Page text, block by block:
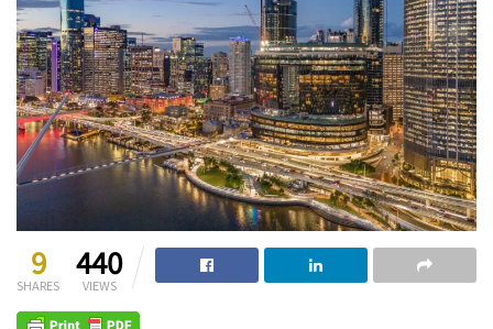
9
SHARES
440
VIEWS